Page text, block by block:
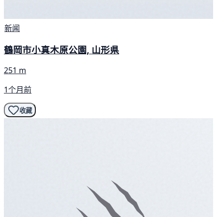
新闻
鶴岡市小真木原公園, 山形県
251 m
1个月前
收藏